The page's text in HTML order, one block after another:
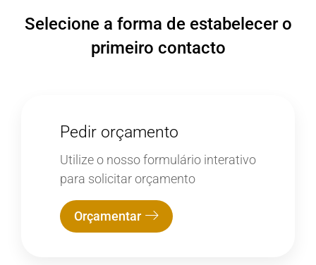
Selecione a forma de estabelecer o
primeiro contacto
Pedir orçamento
Utilize o nosso formulário interativo
para solicitar orçamento
Orçamentar